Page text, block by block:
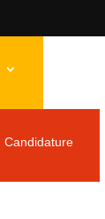
Candidature